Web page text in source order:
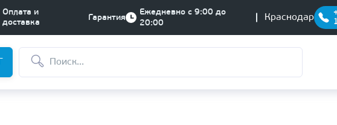
Оплата и
доставка
Гарантия
Ежедневно с 9:00 до
20:00
Краснодар